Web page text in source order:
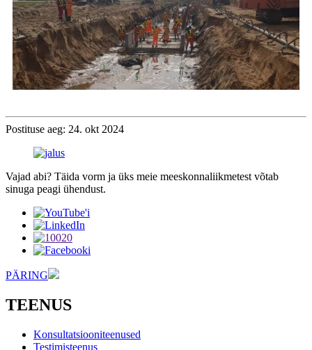
Postituse aeg: 24. okt 2024
Vajad abi? Täida vorm ja üks meie meeskonnaliikmetest võtab
sinuga peagi ühendust.
PÄRING
TEENUS
Konsultatsiooniteenused
Testimisteenus